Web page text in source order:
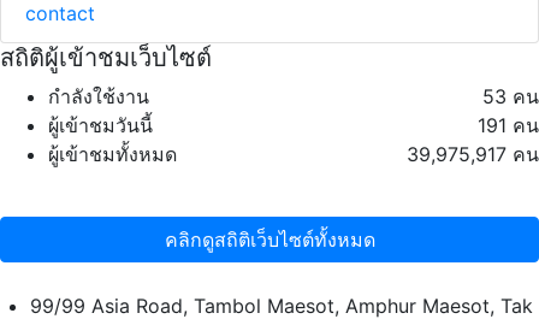
contact
สถิติผู้เข้าชมเว็บไซต์
กำลังใช้งาน
53 คน
ผู้เข้าชมวันนี้
191 คน
ผู้เข้าชมทั้งหมด
39,975,917 คน
คลิกดูสถิติเว็บไซต์ทั้งหมด
99/99 Asia Road, Tambol Maesot, Amphur Maesot, Tak